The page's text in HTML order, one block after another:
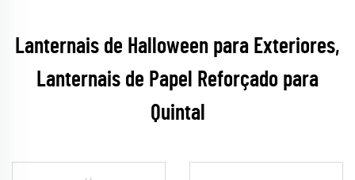
Lanternais de Halloween para Exteriores,
Lanternais de Papel Reforçado para
Quintal